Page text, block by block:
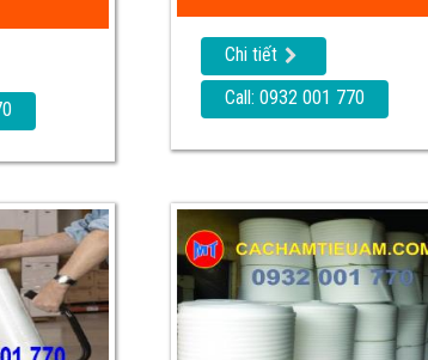
Chi tiết
Call: 0932 001 770